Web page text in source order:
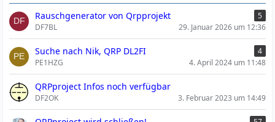
Rauschgenerator von Qrpprojekt
5
DF7BL
29. Januar 2026 um 12:36
Suche nach Nik, QRP DL2FI
4
PE1HZG
4. April 2024 um 11:48
QRPproject Infos noch verfügbar
DF2OK 3. Februar 2023 um 14:49